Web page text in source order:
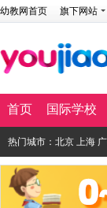
幼教网首页 旗下网站
首页 国际学校
热门城市： 北京 上海